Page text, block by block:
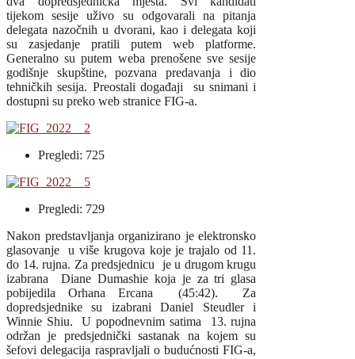
tijekom sesije uživo su odgovarali na pitanja
delegata nazočnih u dvorani, kao i delegata koji
su zasjedanje pratili putem web platforme.
Generalno su putem weba prenošene sve sesije
godišnje skupštine, pozvana predavanja i dio
tehničkih sesija. Preostali događaji su snimani i
dostupni su preko web stranice FIG-a.
Pregledi: 725
Pregledi: 729
Nakon predstavljanja organizirano je elektronsko
glasovanje u više krugova koje je trajalo od 11.
do 14. rujna. Za predsjednicu je u drugom krugu
izabrana Diane Dumashie koja je za tri glasa
pobijedila Orhana Ercana (45:42). Za
dopredsjednike su izabrani Daniel Steudler i
Winnie Shiu. U popodnevnim satima 13. rujna
održan je predsjednički sastanak na kojem su
šefovi delegacija raspravljali o budućnosti FIG-a,